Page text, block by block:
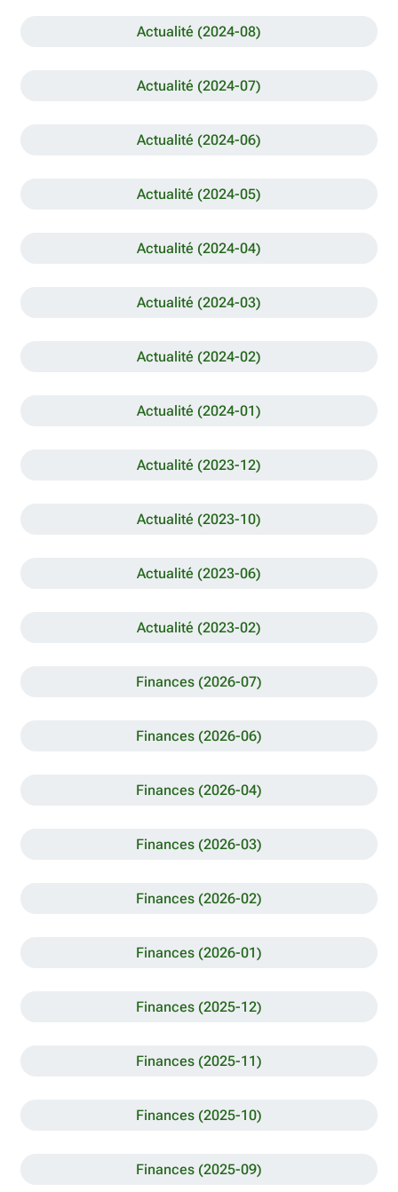
Actualité (2024-08)
Actualité (2024-07)
Actualité (2024-06)
Actualité (2024-05)
Actualité (2024-04)
Actualité (2024-03)
Actualité (2024-02)
Actualité (2024-01)
Actualité (2023-12)
Actualité (2023-10)
Actualité (2023-06)
Actualité (2023-02)
Finances (2026-07)
Finances (2026-06)
Finances (2026-04)
Finances (2026-03)
Finances (2026-02)
Finances (2026-01)
Finances (2025-12)
Finances (2025-11)
Finances (2025-10)
Finances (2025-09)